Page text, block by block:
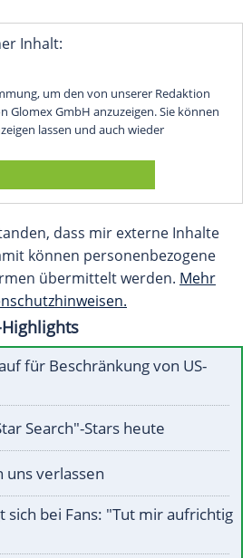
Inhalt:
um den von unserer Redaktion
Glomex GmbH anzuzeigen. Sie können
lassen und auch wieder
dass mir externe Inhalte
können personenbezogene
übermittelt werden. Mehr
für Beschränkung von US-
Search"-Stars heute
uns verlassen
sich bei Fans: "Tut mir aufrichtig